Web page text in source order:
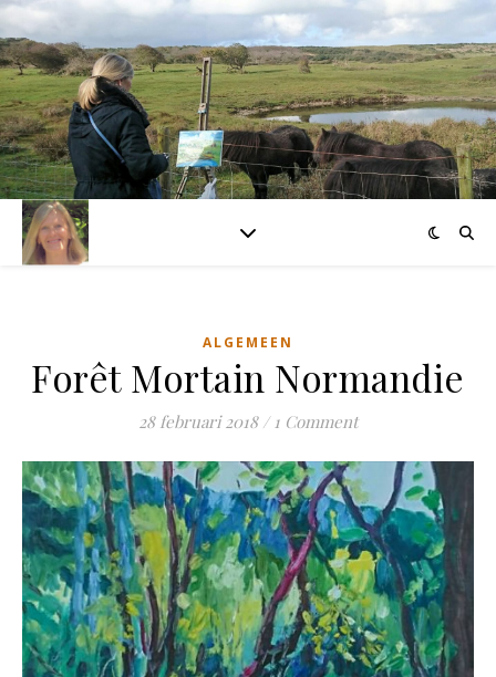
ALGEMEEN
Forêt Mortain Normandie
28 februari 2018 / 1 Comment